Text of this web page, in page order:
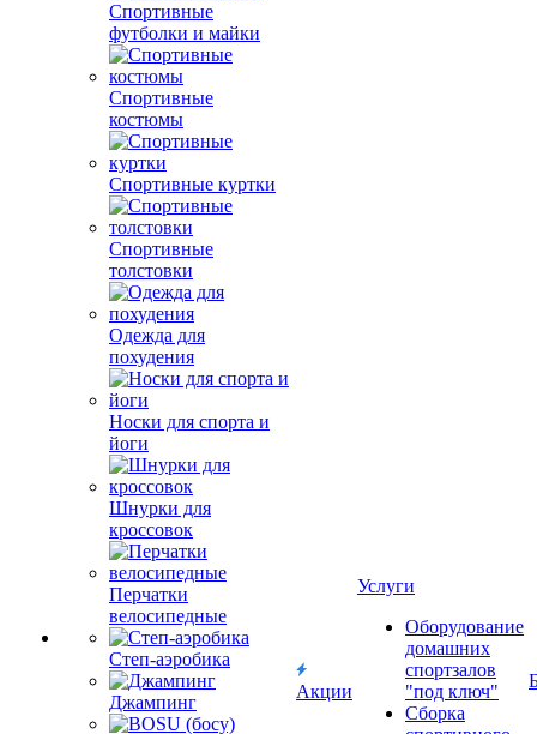
Спортивные
футболки и майки
Спортивные
костюмы
Спортивные куртки
Спортивные
толстовки
Одежда для
похудения
Носки для спорта и
йоги
Шнурки для
кроссовок
Перчатки
велосипедные
Степ-аэробика
Джампинг
Акции
Услуги
Оборудование
домашних
спортзалов
"под ключ"
Сборка